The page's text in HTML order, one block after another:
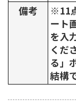
備考
※11
ート
を入
くだ
る」
結構